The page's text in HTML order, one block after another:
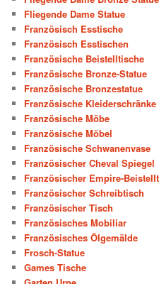
Fliegende Dame Statue
Französisch Esstische
Französisch Esstischen
Französische Beistelltische
Französische Bronze-Statue
Französische Bronzestatue
Französische Kleiderschränke
Französische Möbe
Französische Möbel
Französische Schwanenvase
Französischer Cheval Spiegel
Französischer Empire-
Französischer Schreibtisch
Französischer Tisch
Französisches Mobiliar
Französisches Ölgemälde
Frosch-Statue
Games Tische